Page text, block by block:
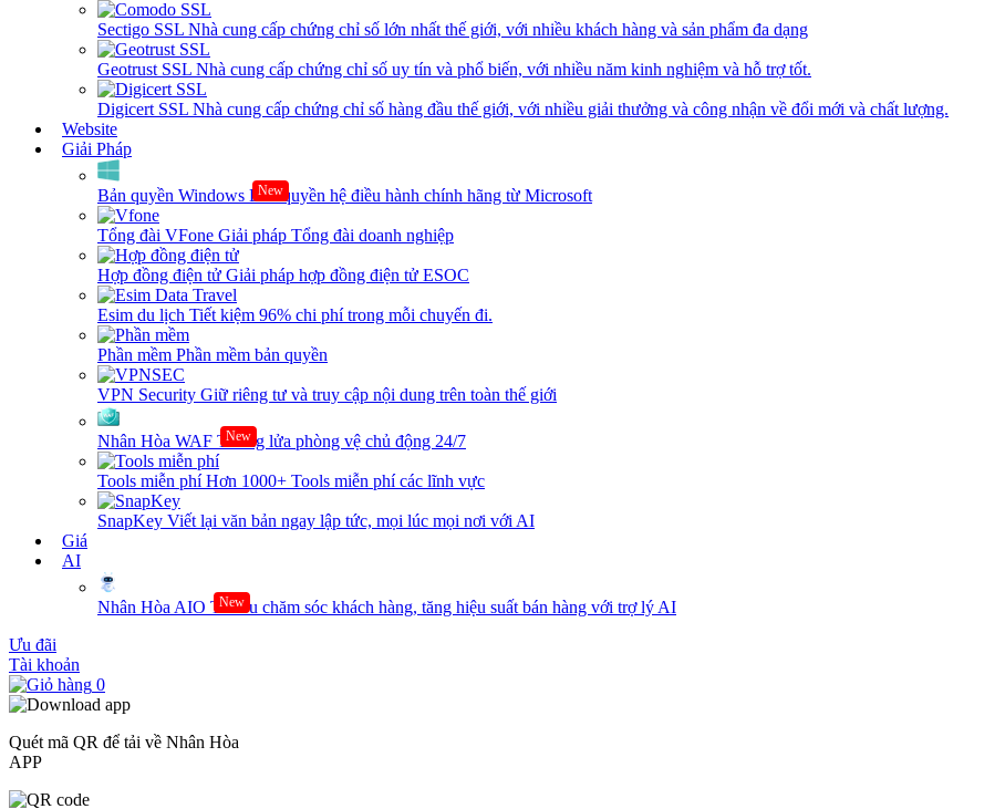
Sectigo SSL Nhà cung cấp chứng chỉ số lớn nhất thế giới, với nhiều khách hàng và sản phẩm đa dạng
Geotrust SSL Nhà cung cấp chứng chỉ số uy tín và phổ biến, với nhiều năm kinh nghiệm và hỗ trợ tốt.
Digicert SSL Nhà cung cấp chứng chỉ số hàng đầu thế giới, với nhiều giải thưởng và công nhận về đổi mới và chất lượng.
Website
Giải Pháp
Bản quyền Windows New
Bản quyền hệ điều hành chính hãng từ Microsoft
Tổng đài VFone Giải pháp Tổng đài doanh nghiệp
Hợp đồng điện tử Giải pháp hợp đồng điện tử ESOC
Esim du lịch Tiết kiệm 96% chi phí trong mỗi chuyến đi.
Phần mềm Phần mềm bản quyền
VPN Security Giữ riêng tư và truy cập nội dung trên toàn thế giới
Nhân Hòa WAF New
Tường lửa phòng vệ chủ động 24/7
Tools miễn phíHơn 1000+ Tools miễn phí các lĩnh vực
SnapKey Viết lại văn bản ngay lập tức, mọi lúc mọi nơi với AI
Giá
AI
Nhân Hòa AIO New
Tối ưu chăm sóc khách hàng, tăng hiệu suất bán hàng với trợ lý AI
Ưu đãi
Tài khoản
0
Quét mã QR để tải về Nhân Hòa
APP